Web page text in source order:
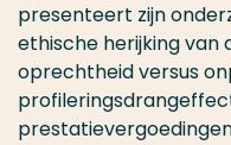
presenteert zijn
ethische herijking van
oprechtheid versus